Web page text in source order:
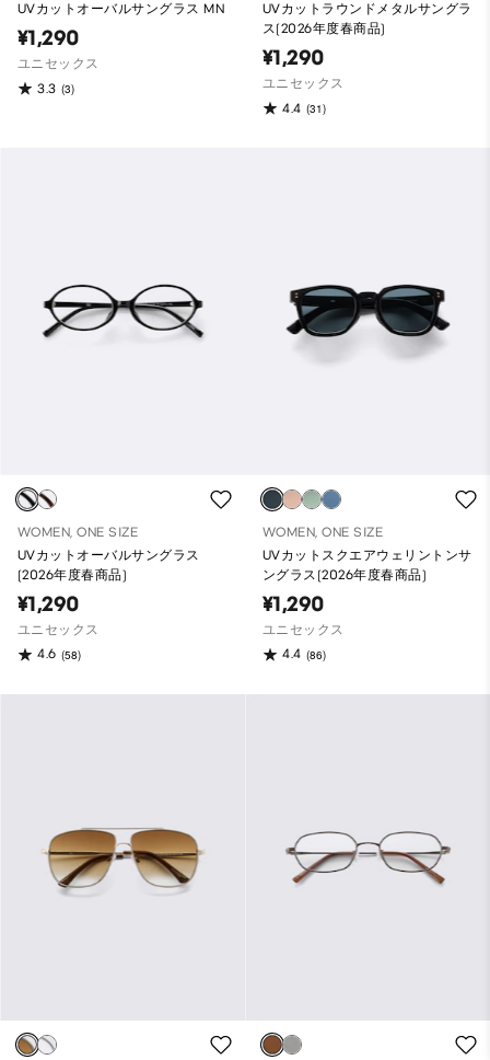
UVカットオーバルサングラス MN
¥1,290
ユニセックス
3.3 (3)
UVカットラウンドメタルサングラ
ス(2026年度春商品)
¥1,290
ユニセックス
4.4 (31)
WOMEN, ONE SIZE
UVカットオーバルサングラス
(2026年度春商品)
¥1,290
ユニセックス
4.6 (58)
WOMEN, ONE SIZE
UVカットスクエアウェリントンサ
ングラス(2026年度春商品)
¥1,290
ユニセックス
4.4 (86)